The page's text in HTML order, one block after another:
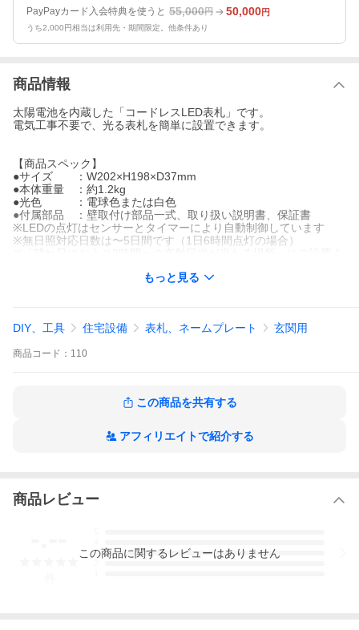
PayPayカード入会特典を使うと 55,000円 50,000円
うち2,000円相当は利用先・期間限定。他条件あり
商品情報
太陽電池を内蔵した「コードレスLED表札」です。
電気工事不要で、光る表札を簡単に設置できます。
【商品スペック】
●サイズ ：W202×H198×D37mm
●本体重量 ：約1.2kg
●光色 ：電球色または白色
●付属部品 ：壁取付け部品一式、取り扱い説明書、保証書
※LEDの点灯はセンサーとタイマーにより自動制御しています
※無日照対応日数は〜5日間です（1日6時間点灯の場合）
記入ください
名称も承っております
「完成イメージ図」をお送りさせていただきます
(3)「完成イメージ図」にて修正等のご確認をいただき、デザイン
●取付け方法は下記の説明をご覧ください
もっと見る
DIY、工具 住宅設備 表札、ネームプレート 玄関用
商品 コード： 110
この商品を共有する
アフィリエイトで紹介する
商品レビュー
3
この商品に関するレビューはありません